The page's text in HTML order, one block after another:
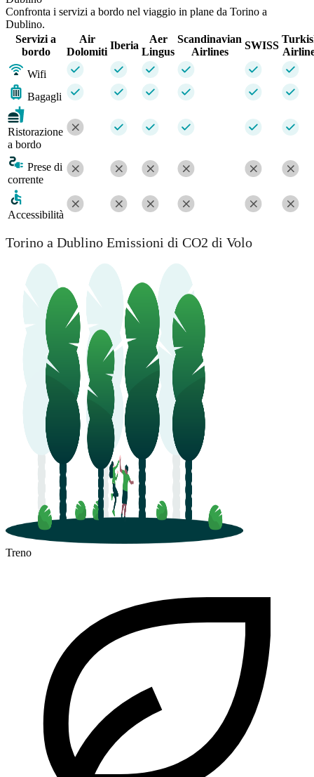
Confronta i servizi a bordo nel viaggio in plane da Torino a
Dublino.
Servizi a
bordo
Air
Dolomiti
Iberia
Aer
Lingus
Scandinavian
Airlines
SWISS
Wifi
Bagagli
Ristorazione
a bordo
Prese di
corrente
Accessibilità
Torino a Dublino Emissioni di CO2 di Volo
Treno